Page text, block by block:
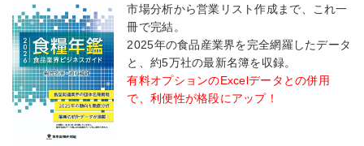
市場分析から営業リスト作成まで、これ一
冊で完結。
2025年の食品産業界を完全網羅したデータ
と、約5万社の最新名簿を収録。
有料オプションのExcelデータとの併用
で、利便性が格段にアップ！